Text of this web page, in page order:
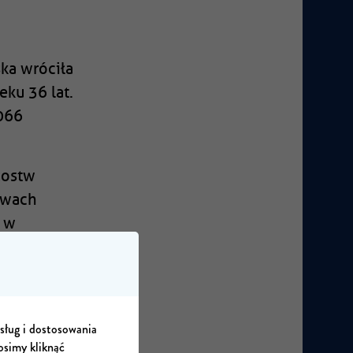
wróciła
36 lat.
w
i dostosowania
kliknąć